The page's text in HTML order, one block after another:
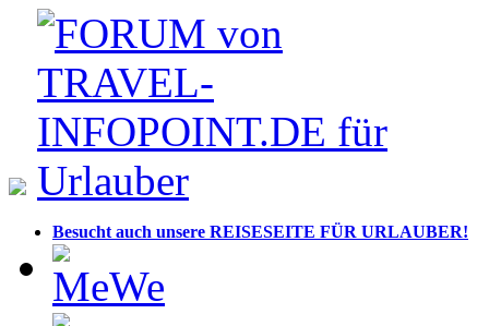
Besucht auch unsere REISESEITE FÜR URLAUBER!